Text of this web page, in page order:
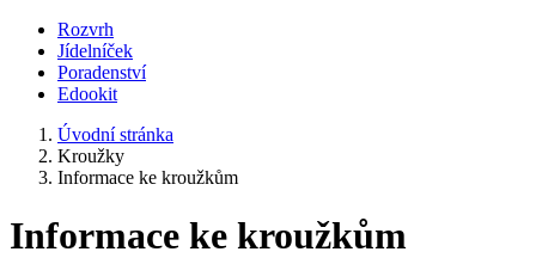
Rozvrh
Jídelníček
Poradenství
Edookit
Úvodní stránka
Kroužky
Informace ke kroužkům
Informace ke kroužkům